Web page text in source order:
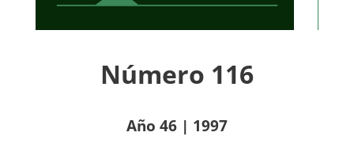
Número 116
Año 46 | 1997